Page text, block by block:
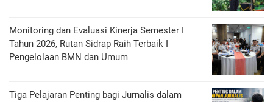
Monitoring dan Evaluasi Kinerja Semester I
Tahun 2026, Rutan Sidrap Raih Terbaik I
Pengelolaan BMN dan Umum
Tiga Pelajaran Penting bagi Jurnalis dalam